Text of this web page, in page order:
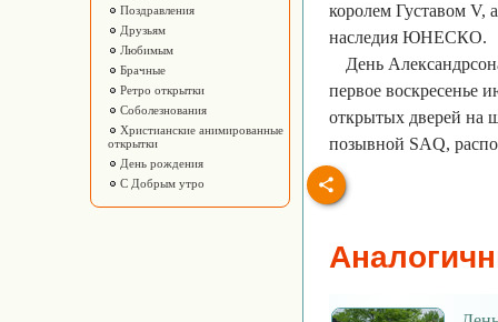
Поздравления
Друзьям
Любимым
Брачные
Ретро открытки
Соболезнования
Христианские анимированные
открытки
День рождения
С Добрым утро
королем Густавом V,
наследия ЮНЕСКО.
День
первое воскресенье
открытых дверей на
позывной SAQ,